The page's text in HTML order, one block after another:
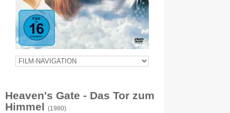
Heaven's Gate - Das Tor zum
Himmel (1980)